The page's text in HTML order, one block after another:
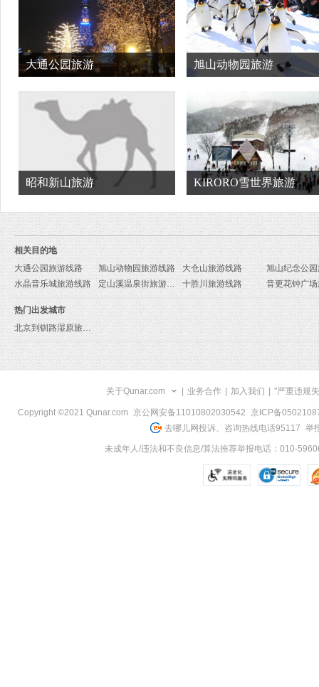
大通公园旅游 旭山动物园旅游
昭和新山旅游 KIRORO雪世界旅游
相关目的地
大通公园旅游线路
旭山动物园旅游线路
大仓山旅游线路
水晶音乐城旅游线路
定山溪温泉街旅游线路 十胜川旅游线路
热门出发城市
北京到钏路湿原旅游报价
关于Qunar.com 业务合作 加入我们 "严重违规
Copyright ©2021 Qunar.com 京公网安备11010802030542
京ICP备
去哪儿网投诉、咨询热线电话95117 举
未成年人/违法和不良信息/算法推荐举报电话：010-